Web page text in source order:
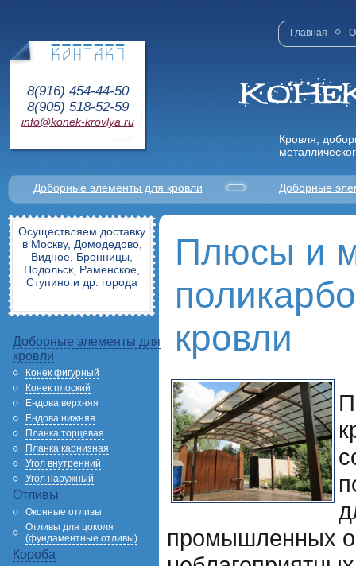
8(916) 454-44-50
8(905) 518-52-59
info@konek-krovlya.ru
Главная О
Кровля,
Доборные элементы для кровли Доборные
Осуществляем доставку
в Москву, Домодедово,
Видное, Бронницы,
Подольск, Раменское,
Ступино и др. города
Доборные элементы для
кровли
Конек фигурный
Конек плоский
Ендова верхняя
Ендова нижняя
Планка торцевая
Планка карнизная
Угол внутренний
Угол наружный
Отливы
Оконные отливы
Отливы для цоколя
(фундаментные отливы)
Короба
Плюсы и
кровли
промышленных